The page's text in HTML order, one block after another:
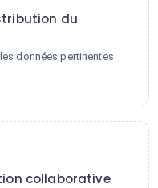
du
données pertinentes
collaborative